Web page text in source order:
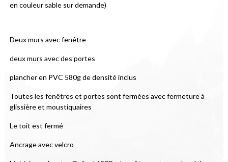
en couleur sable sur demande)
Deux murs avec fenêtre
deux murs avec des portes
plancher en PVC 580g de densité inclus
Toutes les fenêtres et portes sont fermées avec fermeture à
glissière et moustiquaires
Le toit est fermé
Ancrage avec velcro